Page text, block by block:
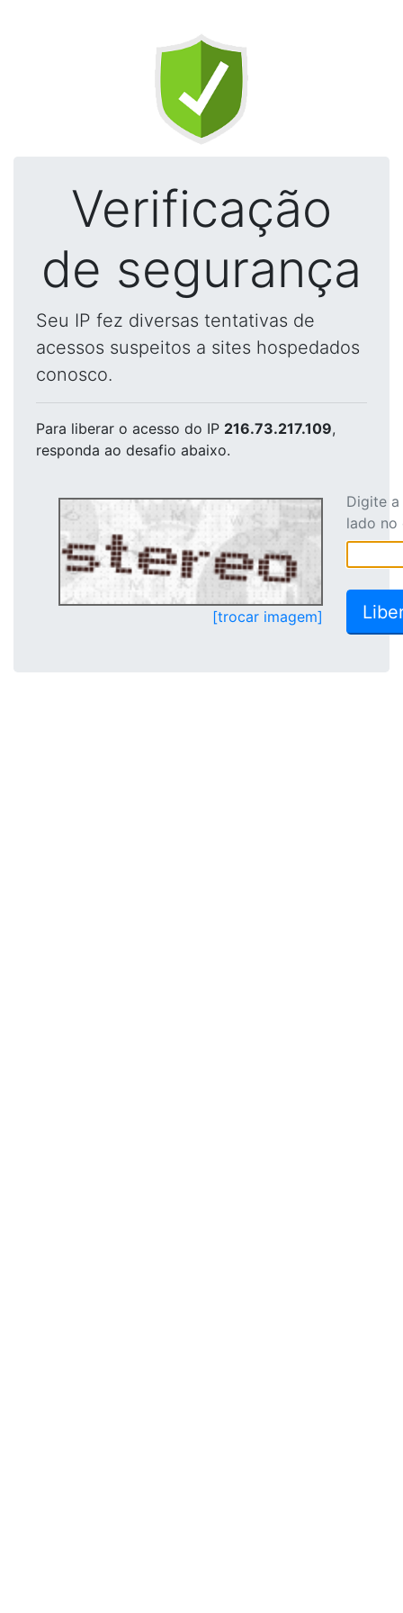
Verificação
de segurança
Seu IP fez diversas tentativas de
acessos suspeitos a sites hospedados
conosco.
Para liberar o acesso do IP 216.73.217.109,
responda ao desafio abaixo.
[trocar imagem]
Digite
lado no